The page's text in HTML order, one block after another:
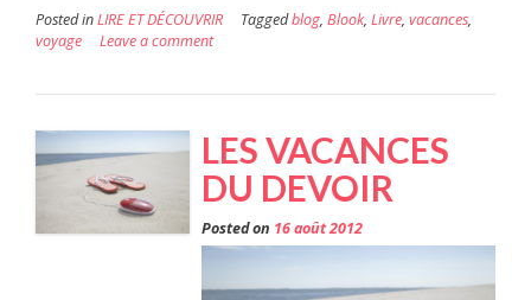
Posted inLIRE ET DÉCOUVRIR Taggedblog, Blook, Livre, vacances,
voyage
Leave a comment
LES VACANCES
DU DEVOIR
Posted on 16 août 2012